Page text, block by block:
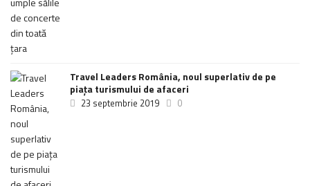
Travel Leaders România, noul superlativ de pe
piața turismului de afaceri
23 septembrie 2019 0